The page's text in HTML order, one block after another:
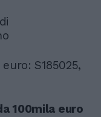
S185025,
100mila euro